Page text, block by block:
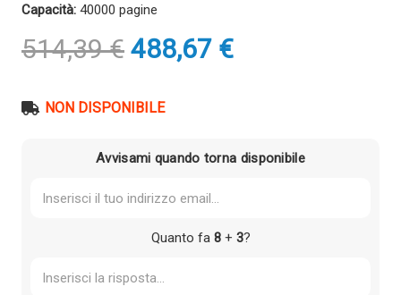
Capacità: 40000 pagine
514,39€ Il
prezzo
era:
488,67 €Il
prezzo
NON DISPONIBILE
Avvisami quando torna disponibile
Quanto fa 8+ 3?